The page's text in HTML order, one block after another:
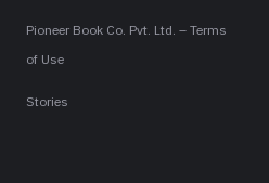
Pioneer Book Co. Pvt. Ltd. – Terms
of Use
Stories